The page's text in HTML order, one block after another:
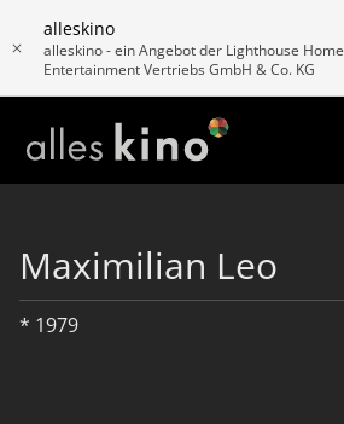
alleskino
alleskino - ein Angebot der Lighthouse Home
Entertainment Vertriebs GmbH & Co. KG
Maximilian Leo
* 1979